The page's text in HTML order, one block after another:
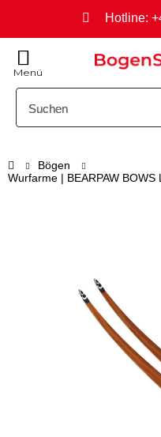
Hotline:
Menü
Bögen
Wurfarme | BEARPAW